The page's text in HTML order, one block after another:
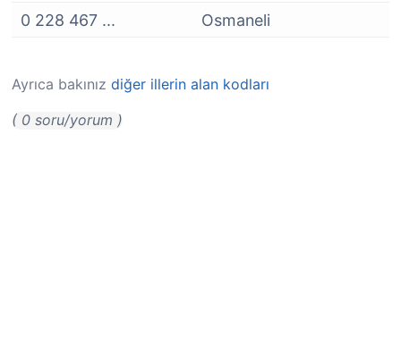
0 228 467 ... Osmaneli
Ayrıca bakınız diğer illerin alan kodları
( 0 soru/yorum )